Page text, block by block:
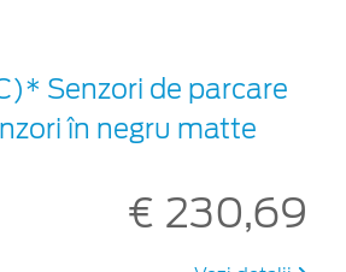
Senzori de parcare
în negru matte
€ 230,69